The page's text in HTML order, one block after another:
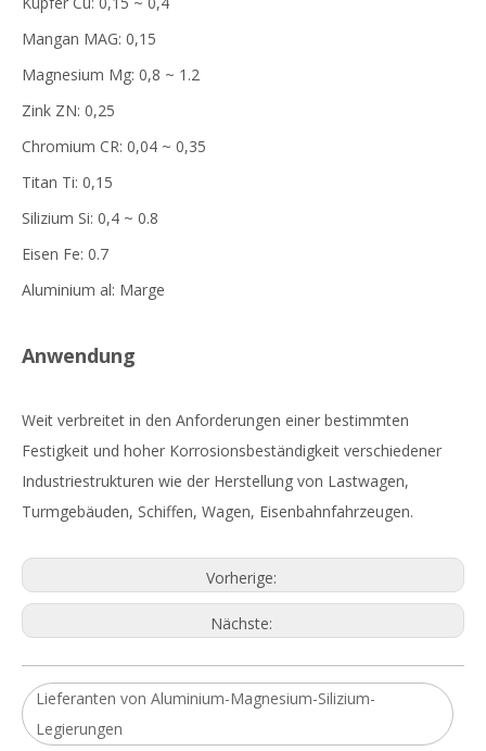
Mangan MAG: 0,15
Magnesium Mg: 0,8 ~ 1.2
Zink ZN: 0,25
Chromium CR: 0,04 ~ 0,35
Titan Ti: 0,15
Silizium Si: 0,4 ~ 0.8
Eisen Fe: 0.7
Aluminium al: Marge
Anwendung
Weit verbreitet in den Anforderungen einer bestimmten
Festigkeit und hoher Korrosionsbeständigkeit verschiedener
Industriestrukturen wie der Herstellung von Lastwagen,
Turmgebäuden, Schiffen, Wagen, Eisenbahnfahrzeugen.
Vorherige:
Nächste:
Lieferanten von Aluminium-Magnesium-Silizium-
Legierungen